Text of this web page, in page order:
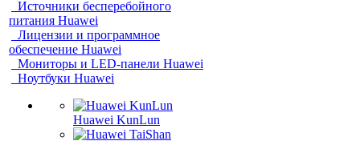
Источники бесперебойного
питания Huawei
Лицензии и программное
обеспечение Huawei
Мониторы и LED-панели Huawei
Ноутбуки Huawei
Huawei KunLun